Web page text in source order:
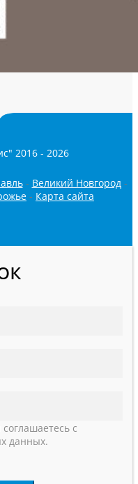
2016 - 2026
- Великий Новгород-
- Карта сайта
с
данных.